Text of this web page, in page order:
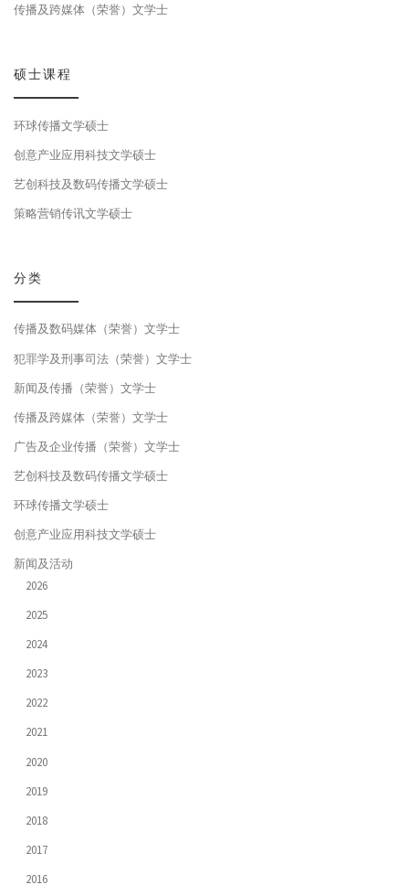
传播及跨媒体（荣誉）文学士
硕士课程
环球传播文学硕士
创意产业应用科技文学硕士
艺创科技及数码传播文学硕士
策略营销传讯文学硕士
分类
传播及数码媒体（荣誉）文学士
犯罪学及刑事司法（荣誉）文学士
新闻及传播（荣誉）文学士
传播及跨媒体（荣誉）文学士
广告及企业传播（荣誉）文学士
艺创科技及数码传播文学硕士
环球传播文学硕士
创意产业应用科技文学硕士
新闻及活动
2026
2025
2024
2023
2022
2021
2020
2019
2018
2017
2016